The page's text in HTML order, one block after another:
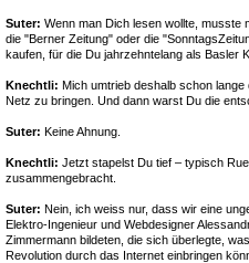
Suter: Wenn man Dich lesen wollte, musste
die "Berner Zeitung" oder die
kaufen, für die Du jahrzehntelang als Basler
Knechtli: Mich umtrieb deshalb schon lange
Netz zu bringen. Und dann warst Du die
Suter: Keine Ahnung.
Knechtli: Jetzt stapelst Du tief – typisch
zusammengebracht.
Suter: Nein, ich weiss nur, dass wir eine
Elektro-Ingenieur und Webdesigner
Zimmermann bildeten, die sich überlegte,
Revolution durch das Internet einbringen